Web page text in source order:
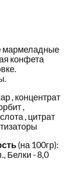
мармеладные
конфета
, концентрат
,
, цитрат
(на 100гр):
Белки - 8,0